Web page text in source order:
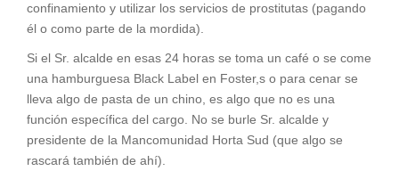
confinamiento y utilizar los servicios de prostitutas (pagando
él o como parte de la mordida).
Si el Sr. alcalde en esas 24 horas se toma un café o se come
una hamburguesa Black Label en Foster,s o para cenar se
lleva algo de pasta de un chino, es algo que no es una
función específica del cargo. No se burle Sr. alcalde y
presidente de la Mancomunidad Horta Sud (que algo se
rascará también de ahí).